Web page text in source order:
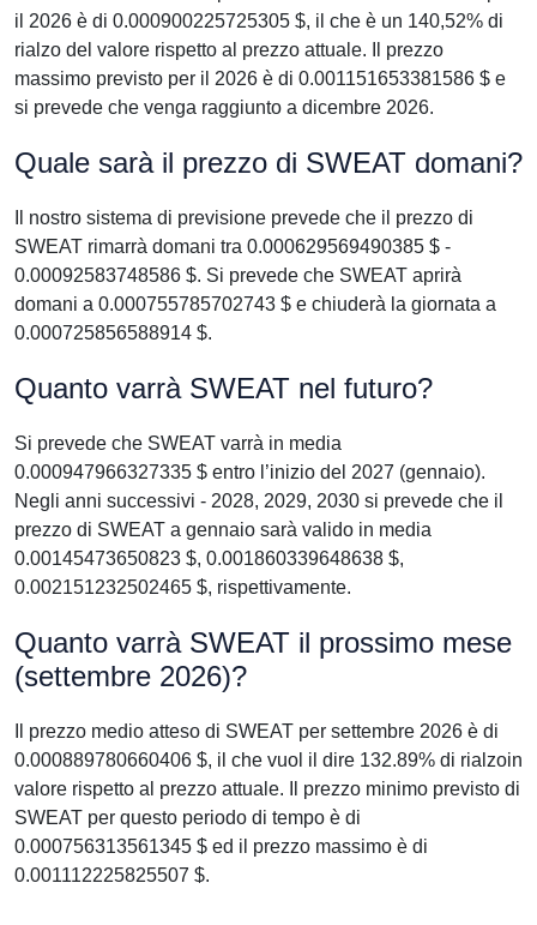
il 2026 è di 0.000900225725305 $, il che è un 140,52% di
rialzo del valore rispetto al prezzo attuale. Il prezzo
massimo previsto per il 2026 è di 0.001151653381586 $ e
si prevede che venga raggiunto a dicembre 2026.
Quale sarà il prezzo di SWEAT domani?
Il nostro sistema di previsione prevede che il prezzo di
SWEAT rimarrà domani tra 0.000629569490385 $ -
0.00092583748586 $. Si prevede che SWEAT aprirà
domani a 0.000755785702743 $ e chiuderà la giornata a
0.000725856588914 $.
Quanto varrà SWEAT nel futuro?
Si prevede che SWEAT varrà in media
0.000947966327335 $ entro l’inizio del 2027 (gennaio).
Negli anni successivi - 2028, 2029, 2030 si prevede che il
prezzo di SWEAT a gennaio sarà valido in media
0.00145473650823 $, 0.001860339648638 $,
0.002151232502465 $, rispettivamente.
Quanto varrà SWEAT il prossimo mese
(settembre 2026)?
Il prezzo medio atteso di SWEAT per settembre 2026 è di
0.000889780660406 $, il che vuol il dire 132.89% di rialzoin
valore rispetto al prezzo attuale. Il prezzo minimo previsto di
SWEAT per questo periodo di tempo è di
0.000756313561345 $ ed il prezzo massimo è di
0.001112225825507 $.